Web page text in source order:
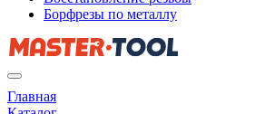
Борфрезы по металлу
Главная